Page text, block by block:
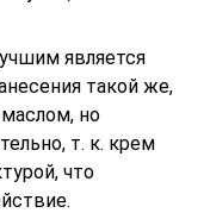
является
такой же,
но
т. к. крем
что